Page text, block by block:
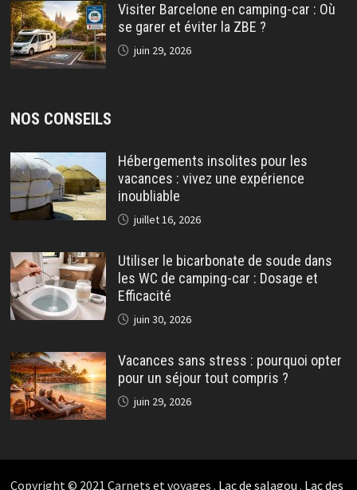
Visiter Barcelone en camping-car : Où
se garer et éviter la ZBE ?
juin 29, 2026
NOS CONSEILS
Hébergements insolites pour les
vacances : vivez une expérience
inoubliable
juillet 16, 2026
Utiliser le bicarbonate de soude dans
les WC de camping-car : Dosage et
Efficacité
juin 30, 2026
Vacances sans stress : pourquoi opter
pour un séjour tout compris ?
juin 29, 2026
Copyright © 2021 Carnets et voyages . Lac de salagou . Lac des